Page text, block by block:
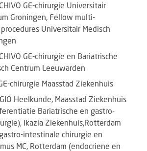
GE-chirurgie Universitair
Groningen, Fellow multi-
Universitair Medisch
GE-chirurgie en Bariatrische
Centrum Leeuwarden
chirurgie Maasstad Ziekenhuis
Heelkunde, Maasstad Ziekenhuis
Bariatrische en gastro-
Ikazia Ziekenhuis,Rotterdam
intestinale chirurgie en
MC, Rotterdam (endocriene en